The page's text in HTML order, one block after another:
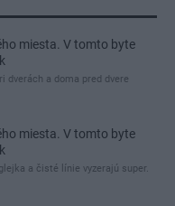
miesta. V tomto byte
dverách a doma pred dvere
miesta. V tomto byte
a čisté línie vyzerajú super.